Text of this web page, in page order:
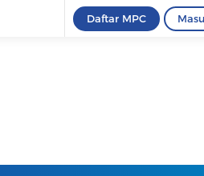
Daftar MPC